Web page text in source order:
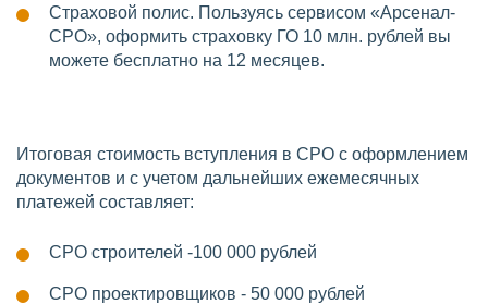
Страховой полис. Пользуясь сервисом «Арсенал-
СРО», оформить страховку ГО 10 млн. рублей вы
можете бесплатно на 12 месяцев.
Итоговая стоимость вступления в СРО с оформлением
документов и с учетом дальнейших ежемесячных
платежей составляет:
СРО строителей -100 000 рублей
СРО проектировщиков - 50 000 рублей